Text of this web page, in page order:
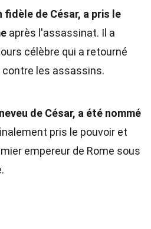
fidèle de César, a pris le
après l'assassinat. Il a
célèbre qui a retourné
contre les assassins.
de César, a été nommé
pris le pouvoir et
empereur de Rome sous